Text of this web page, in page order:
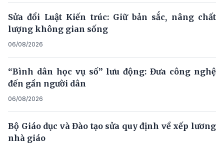
Sửa đổi Luật Kiến trúc: Giữ bản sắc, nâng chất
lượng không gian sống
06/08/2026
“Bình dân học vụ số” lưu động: Đưa công nghệ
đến gần người dân
06/08/2026
Bộ Giáo dục và Đào tạo sửa quy định về xếp lương
nhà giáo